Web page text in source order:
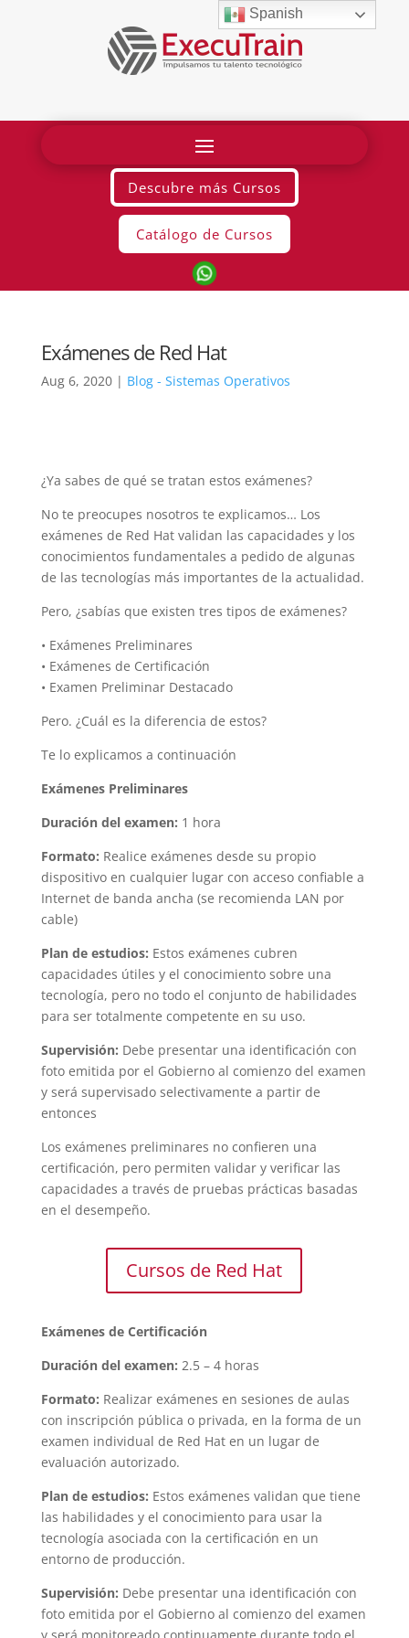
Descubre más Cursos
Catálogo de Cursos
Exámenes de Red Hat
Aug 6, 2020| Blog - Sistemas Operativos
¿Ya sabes de qué se tratan estos exámenes?
No te preocupes nosotros te explicamos… Los
exámenes de Red Hat validan las capacidades y los
conocimientos fundamentales a pedido de algunas
de las tecnologías más importantes de la actualidad.
Pero, ¿sabías que existen tres tipos de exámenes?
• Exámenes Preliminares
• Exámenes de Certificación
• Examen Preliminar Destacado
Pero. ¿Cuál es la diferencia de estos?
Te lo explicamos a continuación
Exámenes Preliminares
Duración del examen: 1 hora
Formato: Realice exámenes desde su propio
dispositivo en cualquier lugar con acceso confiable a
Internet de banda ancha (se recomienda LAN por
cable)
Plan de estudios: Estos exámenes cubren
capacidades útiles y el conocimiento sobre una
tecnología, pero no todo el conjunto de habilidades
para ser totalmente competente en su uso.
Supervisión: Debe presentar una identificación con
foto emitida por el Gobierno al comienzo del examen
y será supervisado selectivamente a partir de
entonces
Los exámenes preliminares no confieren una
certificación, pero permiten validar y verificar las
capacidades a través de pruebas prácticas basadas
en el desempeño.
Cursos de Red Hat
Exámenes de Certificación
Duración del examen: 2.5 – 4 horas
Formato: Realizar exámenes en sesiones de aulas
con inscripción pública o privada, en la forma de un
examen individual de Red Hat en un lugar de
evaluación autorizado.
Plan de estudios: Estos exámenes validan que tiene
las habilidades y el conocimiento para usar la
tecnología asociada con la certificación en un
entorno de producción.
Supervisión: Debe presentar una identificación con
foto emitida por el Gobierno al comienzo del examen
Spanish